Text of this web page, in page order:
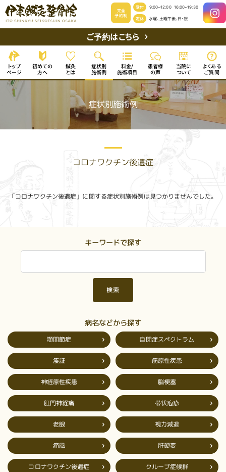
完全
予約制
受付 9:00~12:00 16:00~19:30
定休 水曜、土曜午後、日・祝
ご予約はこちら
トップ
ページ
初めての
方へ
鍼灸
とは
症状別
施術例
料金/
施術項目
患者様
の声
当院に
ついて
よくある
ご質問
症状別施術例
コロナワクチン後遺症
「コロナワクチン後遺症」に関する症状別施術例は見つかりませんでした。
キーワードで探す
病名などから探す
顎関節症 自閉症スペクトラム
痿証 筋原性疾患
神経原性疾患 脳梗塞
肛門神経痛 帯状疱疹
老眼 視力減退
痛風 肝硬変
コロナワクチン後遺症 クループ症候群